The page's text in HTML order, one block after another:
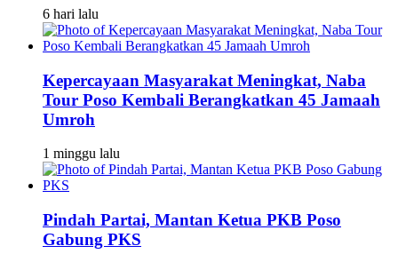
6 hari lalu
Kepercayaan Masyarakat Meningkat, Naba
Tour Poso Kembali Berangkatkan 45 Jamaah
Umroh
1 minggu lalu
Pindah Partai, Mantan Ketua PKB Poso
Gabung PKS